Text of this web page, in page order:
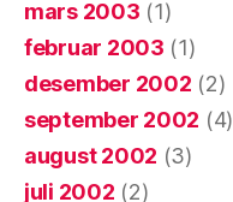
mars 2003 (1)
februar 2003 (1)
desember 2002 (2)
september 2002 (4)
august 2002 (3)
juli 2002 (2)